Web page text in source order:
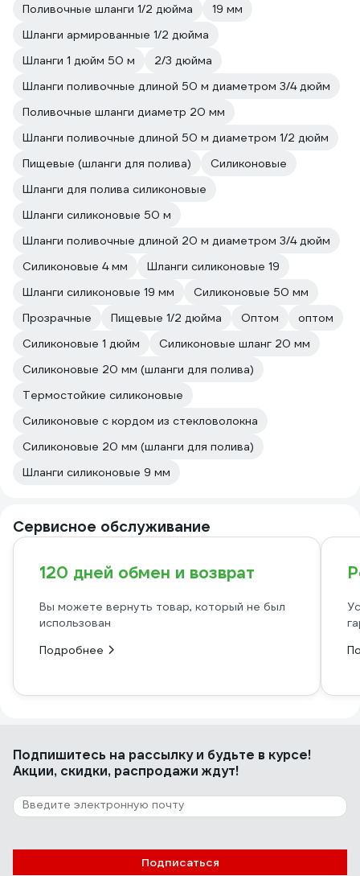
Поливочные шланги 1/2 дюйма
19 мм
Шланги армированные 1/2 дюйма
Шланги 1 дюйм 50 м
2/3 дюйма
Шланги поливочные длиной 50 м диаметром 3/4 дюйм
Поливочные шланги диаметр 20 мм
Шланги поливочные длиной 50 м диаметром 1/2 дюйм
Пищевые (шланги для полива)
Силиконовые
Шланги для полива силиконовые
Шланги силиконовые 50 м
Шланги поливочные длиной 20 м диаметром 3/4 дюйм
Силиконовые 4 мм
Шланги силиконовые 19
Шланги силиконовые 19 мм
Силиконовые 50 мм
Прозрачные
Пищевые 1/2 дюйма Оптом
оптом
Силиконовые 1 дюйм
Силиконовые шланг 20 мм
Силиконовые 20 мм (шланги для полива)
Термостойкие силиконовые
Силиконовые с кордом из стекловолокна
Силиконовые 20 мм (шланги для полива)
Шланги силиконовые 9 мм
Сервисное обслуживание
120 дней обмен и возврат
Вы можете вернуть товар, который не был
использован
Подробнее
Подпишитесь на рассылкуи будьте в курсе!
Акции, скидки, распродажи ждут!
Подписаться